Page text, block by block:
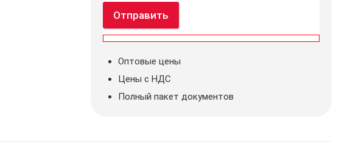
Отправить
Оптовые цены
Цены с НДС
Полный пакет документов